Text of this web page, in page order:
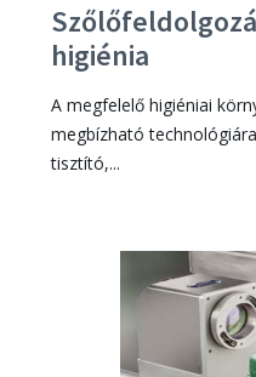
higiénia
A megfelelő higiéniai
megbízható
tisztító,...